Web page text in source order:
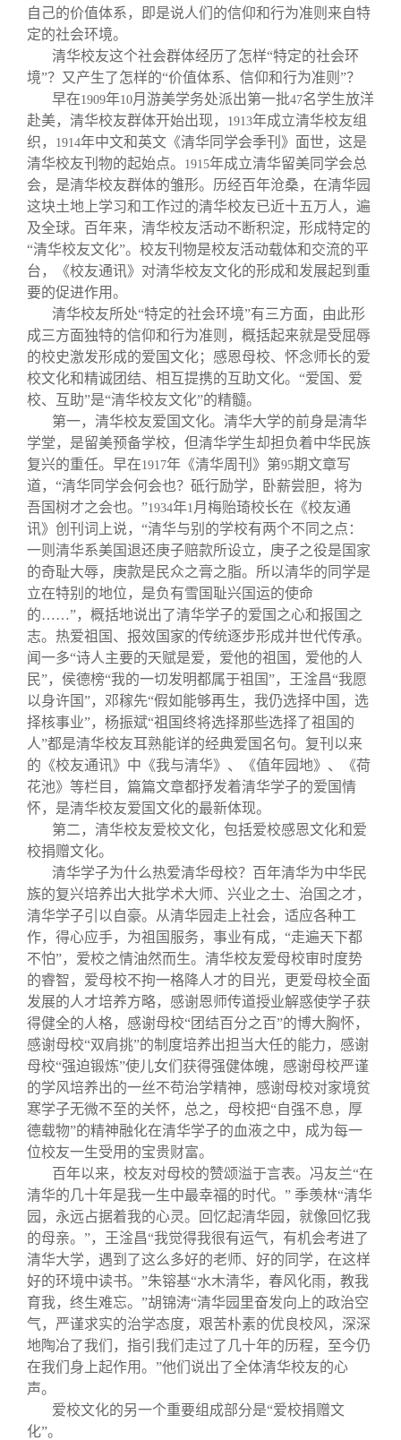
自己的价值体系，即是说人们的信仰和行为准则来自特
定的社会环境。
清华校友这个社会群体经历了怎样“特定的社会环
境”？又产生了怎样的“价值体系、信仰和行为准则”？
早在1909年10月游美学务处派出第一批47名学生放洋
赴美，清华校友群体开始出现，
1913年成立清华校友组
织，
1914年中文和英文《清华同学会季刊》面世，这是
清华校友刊物的起始点。
1915年成立清华留美同学会总
会，是清华校友群体的雏形。历经百年沧桑，在清华园
这块土地上学习和工作过的清华校友已近十五万人，遍
及全球。百年来，清华校友活动不断积淀，形成特定的
“清华校友文化”。校友刊物是校友活动载体和交流的平
台，《校友通讯》对清华校友文化的形成和发展起到重
要的促进作用。
清华校友所处“特定的社会环境”有三方面，由此形
成三方面独特的信仰和行为准则，概括起来就是受屈辱
的校史激发形成的爱国文化；感恩母校、怀念师长的爱
校文化和精诚团结、相互提携的互助文化。“爱国、爱
校、互助”是“清华校友文化”的精髓。
第一，清华校友爱国文化。清华大学的前身是清华
学堂，是留美预备学校，但清华学生却担负着中华民族
复兴的重任。早在1917年《清华周刊》第95期文章写
道，“清华同学会何会也？砥行励学，卧薪尝胆，将为
吾国树才之会也。”1934年1 月梅贻琦校长在《校友通
讯》创刊词上说，“清华与别的学校有两个不同之点：
一则清华系美国退还庚子赔款所设立，庚子之役是国家
的奇耻大辱，庚款是民众之膏之脂。所以清华的同学是
立在特别的地位，是负有雪国耻兴国运的使命
的……”，概括地说出了清华学子的爱国之心和报国之
志。热爱祖国、报效国家的传统逐步形成并世代传承。
闻一多“诗人主要的天赋是爱，爱他的祖国，爱他的人
民”，侯德榜“我的一切发明都属于祖国”，王淦昌“我愿
以身许国”，邓稼先“假如能够再生，我仍选择中国，选
择核事业”，杨振斌“祖国终将选择那些选择了祖国的
人”都是清华校友耳熟能详的经典爱国名句。复刊以来
的《校友通讯》中《我与清华》、《值年园地》、《荷
花池》等栏目，篇篇文章都抒发着清华学子的爱国情
怀，是清华校友爱国文化的最新体现。
第二，清华校友爱校文化，包括爱校感恩文化和爱
校捐赠文化。
清华学子为什么热爱清华母校？百年清华为中华民
族的复兴培养出大批学术大师、兴业之士、治国之才，
清华学子引以自豪。从清华园走上社会，适应各种工
作，得心应手，为祖国服务，事业有成，“走遍天下都
不怕”，爱校之情油然而生。清华校友爱母校审时度势
的睿智，爱母校不拘一格降人才的目光，更爱母校全面
发展的人才培养方略，感谢恩师传道授业解惑使学子获
得健全的人格，感谢母校“团结百分之百”的博大胸怀，
感谢母校“双肩挑”的制度培养出担当大任的能力，感谢
母校“强迫锻炼”使儿女们获得强健体魄，感谢母校严谨
的学风培养出的一丝不苟治学精神，感谢母校对家境贫
寒学子无微不至的关怀，总之，母校把“自强不息，厚
德载物”的精神融化在清华学子的血液之中，成为每一
位校友一生受用的宝贵财富。
百年以来，校友对母校的赞颂溢于言表。冯友兰“在
清华的几十年是我一生中最幸福的时代。” 季羡林“清华
园，永远占据着我的心灵。回忆起清华园，就像回忆我
的母亲。”，王淦昌“我觉得我很有运气，有机会考进了
清华大学，遇到了这么多好的老师、好的同学，在这样
好的环境中读书。”朱镕基“水木清华，春风化雨，教我
育我，终生难忘。”胡锦涛“清华园里奋发向上的政治空
气，严谨求实的治学态度，艰苦朴素的优良校风，深深
地陶冶了我们，指引我们走过了几十年的历程，至今仍
在我们身上起作用。”他们说出了全体清华校友的心
声。
爱校文化的另一个重要组成部分是“爱校捐赠文
化”。